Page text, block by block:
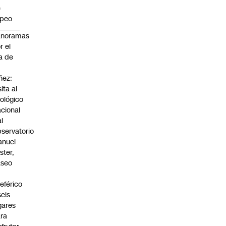
el
de
al